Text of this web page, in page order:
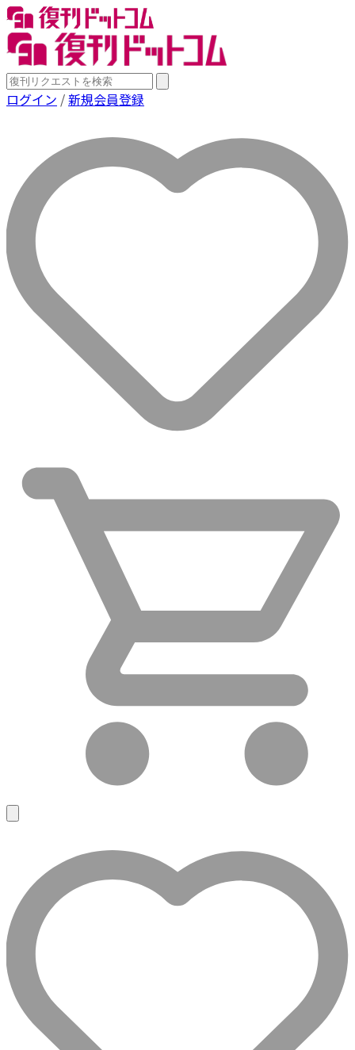
ログイン /新規会員登録